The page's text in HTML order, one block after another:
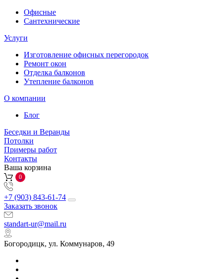
Офисные
Сантехнические
Услуги
Изготовление офисных перегородок
Ремонт окон
Отделка балконов
Утепление балконов
О компании
Блог
Беседки и Веранды
Потолки
Примеры работ
Контакты
Ваша корзина
0
+7 (903) 843-61-74
Заказать звонок
standart-ur@mail.ru
Богородицк, ул. Коммунаров, 49